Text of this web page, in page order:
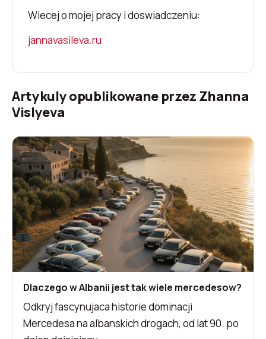
Wiecej o mojej pracy i doswiadczeniu:
jannavasileva.ru
Artykuly opublikowane przez Zhanna
Vislyeva
Dlaczego w Albanii jest tak wiele mercedesow?
Odkryj fascynujaca historie dominacji
Mercedesa na albanskich drogach, od lat 90. po